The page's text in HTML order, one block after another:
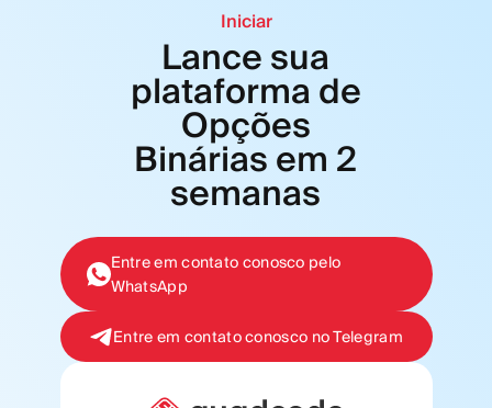
Iniciar
Lance sua
plataforma de
Opções
Binárias em 2
semanas
Entre em contato conosco pelo
WhatsApp
Entre em contato conosco no Telegram